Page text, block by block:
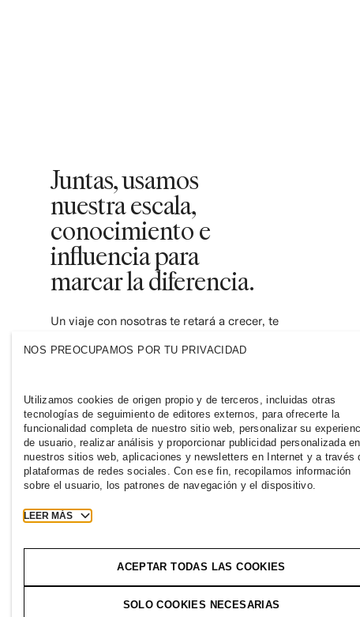
Juntas, usamos
nuestra escala,
conocimiento e
influencia para
marcar la diferencia.
Un viaje con nosotras te retará a crecer, te
empoderará a contribuir con una industria
ECUADOR Prensa Políticas y privacidad Cookies
NOS PREOCUPAMOS POR TU PRIVACIDAD
Utilizamos cookies de origen propio y de terceros, incluidas otras
tecnologías de seguimiento de editores externos, para ofrecerte la
funcionalidad completa de nuestro sitio web, personalizar su
de usuario, realizar análisis y proporcionar publicidad personalizada en
nuestros sitios web, aplicaciones y newsletters en Internet y a través
plataformas de redes sociales. Con ese fin, recopilamos información
sobre el usuario, los patrones de navegación y el dispositivo.
LEER MÁS
ACEPTAR TODAS LAS COOKIES
SOLO COOKIES NECESARIAS